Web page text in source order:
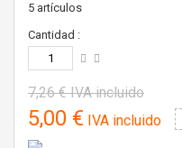
5 artículos
Cantidad :
7,26 €IVA incluido
5,00 € IVA incluido